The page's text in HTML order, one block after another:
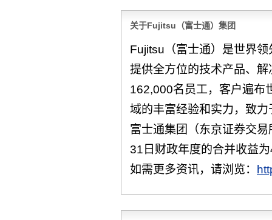
关于Fujitsu（富士通）集团
Fujitsu（富士通）是世界
提供全方位的技术产品、
162,000名员工，客户遍布
域的丰富经验和实力，致
富士通集团（东京证券交
31日财政年度的合并收益
如需更多资讯，请浏览：